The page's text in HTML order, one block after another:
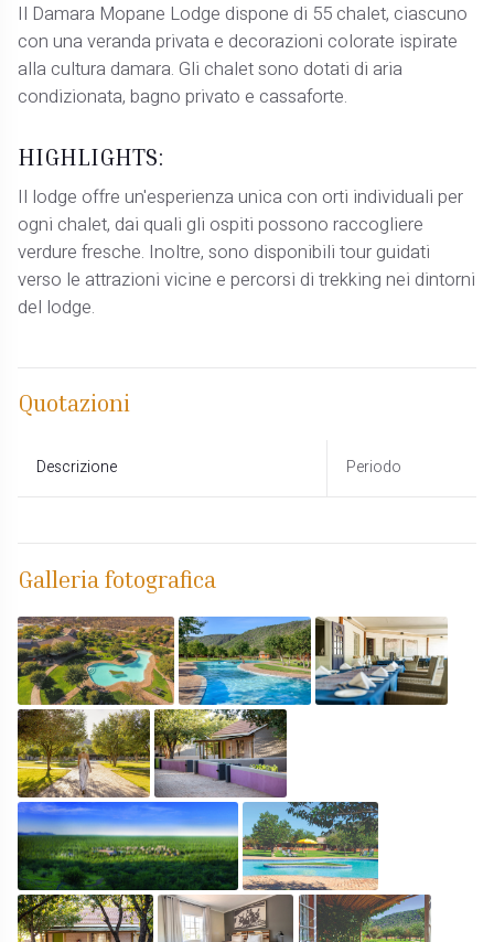
Il Damara Mopane Lodge dispone di 55 chalet, ciascuno
con una veranda privata e decorazioni colorate ispirate
alla cultura damara. Gli chalet sono dotati di aria
condizionata, bagno privato e cassaforte.
HIGHLIGHTS:
Il lodge offre un'esperienza unica con orti individuali per
ogni chalet, dai quali gli ospiti possono raccogliere
verdure fresche. Inoltre, sono disponibili tour guidati
verso le attrazioni vicine e percorsi di trekking nei dintorni
del lodge.
Quotazioni
Descrizione Periodo
Galleria fotografica